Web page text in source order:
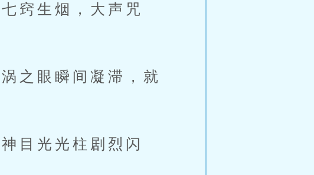
窍生烟，大声咒
之眼瞬间凝滞，就
目光光柱剧烈闪